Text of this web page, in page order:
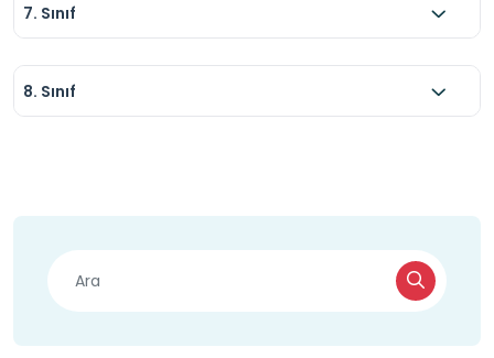
7. Sınıf
8. Sınıf